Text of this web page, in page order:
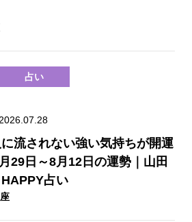
占い
2026.07.28
に流されない強い気持ちが開運
29日～8月12日の運勢｜山田
占い